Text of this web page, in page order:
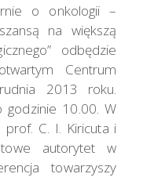
o onkologii –
na większą
odbędzie
Centrum
2013 roku.
godzinie 10.00. W
prof. C. I. Kiricuta i
autorytet w
towarzyszy